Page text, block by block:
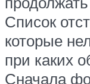
Список
которые
при каких
Сначала